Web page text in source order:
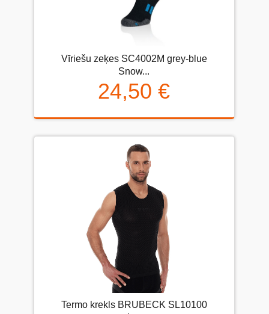
Vīriešu zeķes SC4002M grey-blue
Snow...
24,50 €
Termo krekls BRUBECK SL10100